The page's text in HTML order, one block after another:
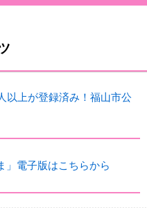
以上が登録済み！福山市公
」電子版はこちらから